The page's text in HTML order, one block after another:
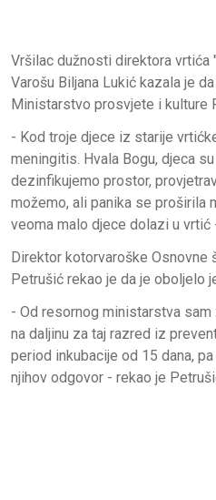
Vršilac dužnosti direktora vrtića
Varošu Biljana Lukić kazala je
Ministarstvo prosvjete i kulture
- Kod troje djece iz starije
meningitis. Hvala Bogu, djeca
dezinfikujemo prostor,
možemo, ali panika se proširila
veoma malo djece dolazi u vrtić
Direktor kotorvaroške Osnovne
Petrušić rekao je da je oboljelo
- Od resornog ministarstva
na daljinu za taj razred iz
period inkubacije od 15 dana,
njihov odgovor - rekao je